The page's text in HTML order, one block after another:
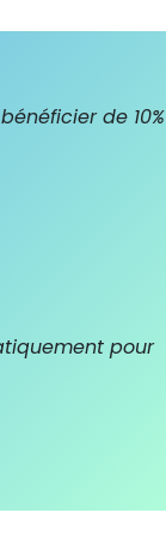
de 10%
pour